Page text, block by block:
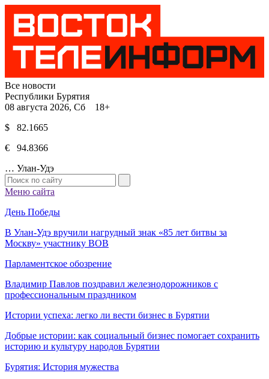
Все новости
Республики Бурятия
08 августа 2026, Сб 18+
$ 82.1665
€ 94.8366
… Улан-Удэ
Меню сайта
День Победы
В Улан-Удэ вручили нагрудный знак «85 лет битвы за
Москву» участнику ВОВ
Парламентское обозрение
Владимир Павлов поздравил железнодорожников с
профессиональным праздником
Истории успеха: легко ли вести бизнес в Бурятии
Добрые истории: как социальный бизнес помогает сохранить
историю и культуру народов Бурятии
Бурятия: История мужества